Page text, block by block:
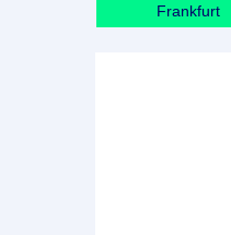
Frankfurt